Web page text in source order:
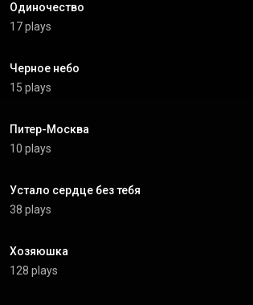
Одиночество
17 plays
Черное небо
15 plays
Питер-Москва
10 plays
Устало сердце без тебя
38 plays
Хозяюшка
128 plays